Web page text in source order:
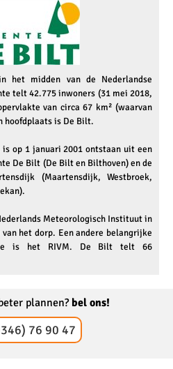
het midden van de Nederlandse
telt 42.775 inwoners (31 mei 2018,
van circa 67 km² (waarvan
hoofdplaats is De Bilt.
op 1 januari 2001 ontstaan uit een
De Bilt (De Bilt en Bilthoven) en de
(Maartensdijk, Westbroek,
Meteorologisch Instituut in
het dorp. Een andere belangrijke
is het RIVM. De Bilt telt 66
plannen? bel ons!
76 90 47